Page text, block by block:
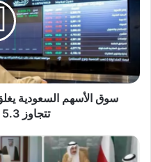
يغلق
دون
ألف
نقطة
بتداولات
ريال
تتجاوز 5.3 مليارات ريال
وزير
المالية